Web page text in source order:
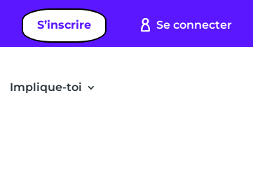
S’inscrire Se connecter
Implique-toi